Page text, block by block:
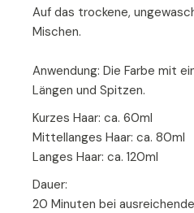
Auf das trockene,
Mischen.
Anwendung: Die Farbe mit
Längen und Spitzen.
Kurzes Haar: ca. 60ml
Mittellanges Haar: ca. 80ml
Langes Haar: ca. 120ml
Dauer:
20 Minuten bei